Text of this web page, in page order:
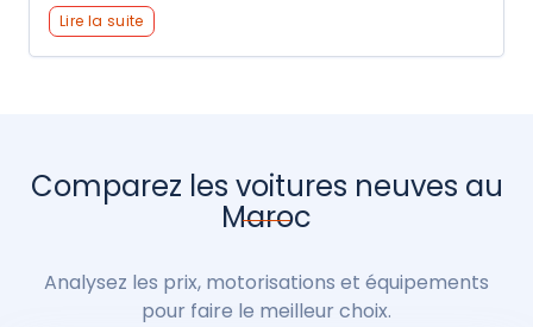
Lire la suite
Comparez les voitures neuves au
Maroc
Analysez les prix, motorisations et équipements
pour faire le meilleur choix.